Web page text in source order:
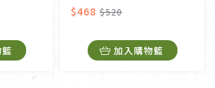
$468 $520
加入購物籃